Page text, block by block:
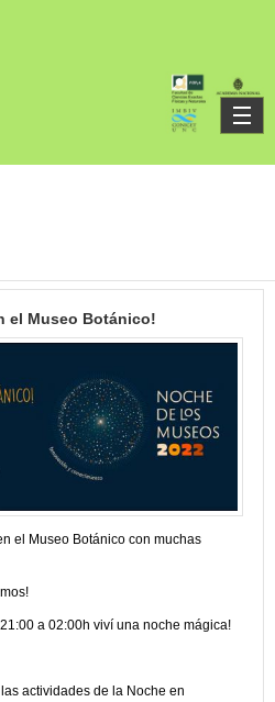
el Museo Botánico!
el Museo Botánico con muchas
a 02:00h viví una noche mágica!
actividades de la Noche en